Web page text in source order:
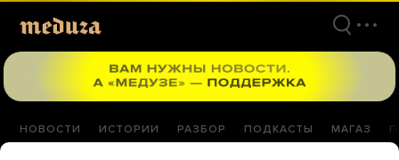
НОВОСТИ ИСТОРИИ РАЗБОР ПОДКАСТЫ МАГАЗ